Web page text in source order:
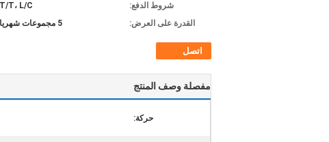
شروط الدفع:
T/T، L/C
القدرة على العرض:
5 مجموعات شهريا
اتصل
مفصلة وصف المنتج
حركة: